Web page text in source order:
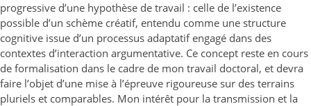
progressive d’une hypothèse de travail : celle de l’existence
possible d’un schème créatif, entendu comme une structure
cognitive issue d’un processus adaptatif engagé dans des
contextes d’interaction argumentative. Ce concept reste en cours
de formalisation dans le cadre de mon travail doctoral, et devra
faire l’objet d’une mise à l’épreuve rigoureuse sur des terrains
pluriels et comparables. Mon intérêt pour la transmission et la